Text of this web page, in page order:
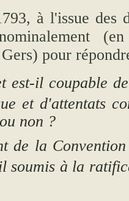
à l'issue des
pour
est-il coupable
et d'attentats
non ?
de la
soumis à la